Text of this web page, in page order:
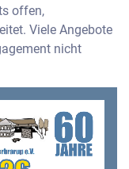
offen,
Viele Angebote
nicht